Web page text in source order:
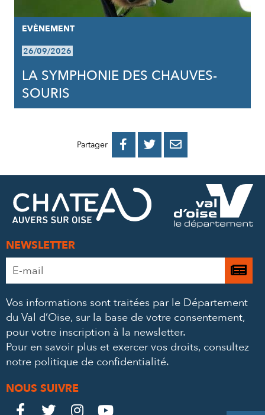
EVÈNEMENT
26/09/2026
LA SYMPHONIE DES CHAUVES-
SOURIS
Partager 
PARTAGER
FACEBOOK
PARTAGER
PARTAGER
MAIL
NEWSLETTER
Adresse
e-
*
Je
à
Vos informations sont traitées par le Département
du Val d’Oise, sur la base de votre consentement,
pour votre inscription à la newsletter.
Pour en savoir plus et exercer vos droits, consultez
notre politique de confidentialité.
NOUS SUIVRE
Le
 Le
 Le
 Le
